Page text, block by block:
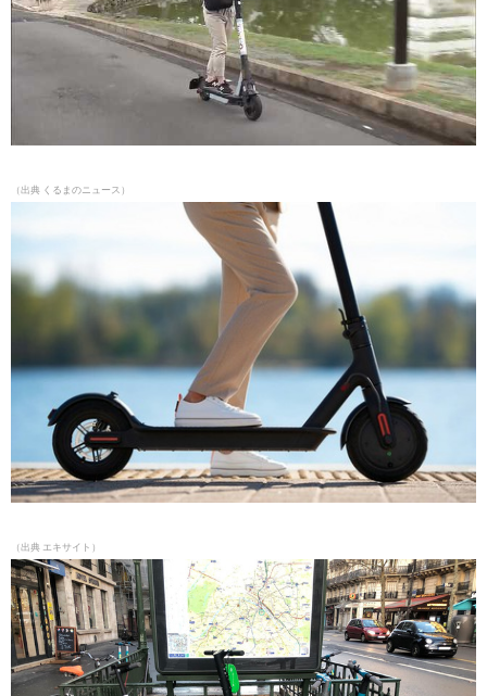
（出典 くるまのニュース）
（出典 エキサイト）